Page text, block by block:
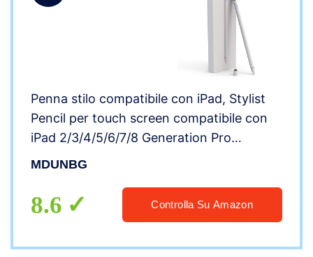
Penna stilo compatibile con iPad, Stylist
Pencil per touch screen compatibile con
iPad 2/3/4/5/6/7/8 Generation Pro
9.7/10.5/11/12.9 Air 1/2/3/4 Mini 1/2/3/4/5,
MDUNBG
8.6 Controlla Su Amazon